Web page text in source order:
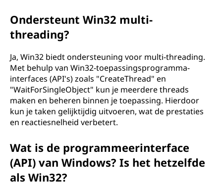
Ondersteunt Win32 multi-
threading?
Ja, Win32 biedt ondersteuning voor multi-threading.
Met behulp van Win32-toepassingsprogramma-
interfaces (API's) zoals "CreateThread" en
"WaitForSingleObject" kun je meerdere threads
maken en beheren binnen je toepassing. Hierdoor
kun je taken gelijktijdig uitvoeren, wat de prestaties
en reactiesnelheid verbetert.
Wat is de programmeerinterface
(API) van Windows? Is het hetzelfde
als Win32?